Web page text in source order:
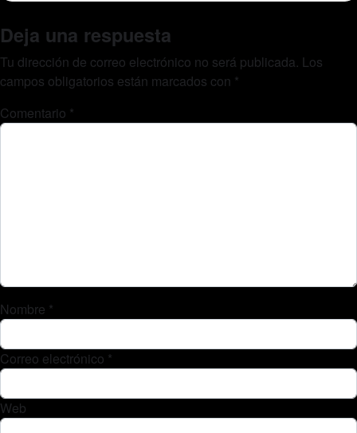
Deja una respuesta
Tu dirección de correo electrónico no será publicada. Los
campos obligatorios están marcados con *
Comentario *
Nombre *
Correo electrónico *
Web